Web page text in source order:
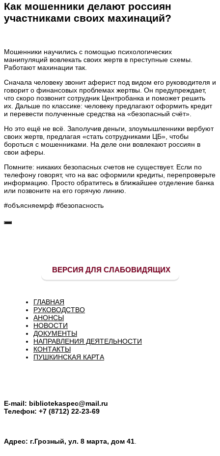
Как мошенники делают россиян
участниками своих махинаций?
Мошенники научились с помощью психологических
манипуляций вовлекать своих жертв в преступные схемы.
Работают махинации так.
Сначала человеку звонит аферист под видом его руководителя и
говорит о финансовых проблемах жертвы. Он предупреждает,
что скоро позвонит сотрудник Центробанка и поможет решить
их. Дальше по классике: человеку предлагают оформить кредит
и перевести полученные средства на «безопасный счёт».
Но это ещё не всё. Заполучив деньги, злоумышленники вербуют
своих жертв, предлагая «стать сотрудниками ЦБ», чтобы
бороться с мошенниками. На деле они вовлекают россиян в
свои аферы.
Помните: никаких безопасных счетов не существует. Если по
телефону говорят, что на вас оформили кредиты, перепроверьте
информацию. Просто обратитесь в ближайшее отделение банка
или позвоните на его горячую линию.
‌#объясняемрф #безопасность
ВЕРСИЯ ДЛЯ СЛАБОВИДЯЩИХ
ГЛАВНАЯ
РУКОВОДСТВО
АНОНСЫ
НОВОСТИ
ДОКУМЕНТЫ
НАПРАВЛЕНИЯ ДЕЯТЕЛЬНОСТИ
КОНТАКТЫ
ПУШКИНСКАЯ КАРТА
E-mail: bibliotekaspec@mail.ru
Телефон: +7 (8712) 22-23-69
Адрес: г.Грозный, ул. 8 марта, дом 41